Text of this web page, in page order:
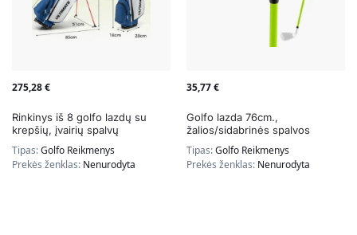
275,28€
Rinkinys iš 8 golfo lazdų su
krepšių, įvairių spalvų
Tipas:Golfo Reikmenys
Prekės ženklas: Nenurodyta
35,77€
Golfo lazda 76cm.,
žalios/sidabrinės spalvos
Tipas:Golfo Reikmenys
Prekės ženklas: Nenurodyta